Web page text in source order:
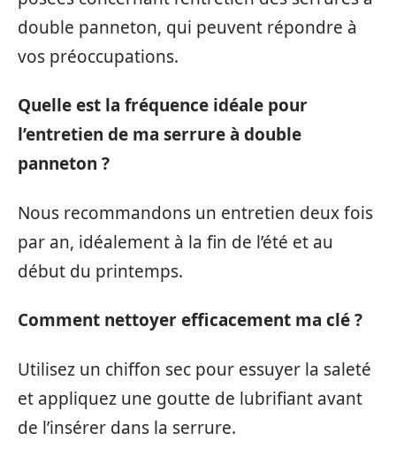
double panneton, qui peuvent répondre à
vos préoccupations.
Quelle est la fréquence idéale pour
l’entretien de ma serrure à double
panneton ?
Nous recommandons un entretien deux fois
par an, idéalement à la fin de l’été et au
début du printemps.
Comment nettoyer efficacement ma clé ?
Utilisez un chiffon sec pour essuyer la saleté
et appliquez une goutte de lubrifiant avant
de l’insérer dans la serrure.